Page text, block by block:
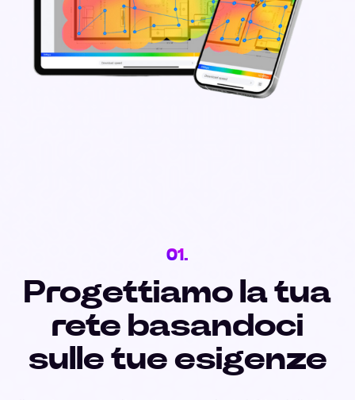
01.
Progettiamo la tua
rete basandoci
sulle tue esigenze